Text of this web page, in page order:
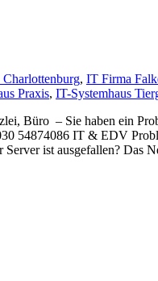
, IT Firma
Praxis, IT-Systemhaus
Büro – Sie haben ein
54874086 IT & EDV
ist ausgefallen? Das